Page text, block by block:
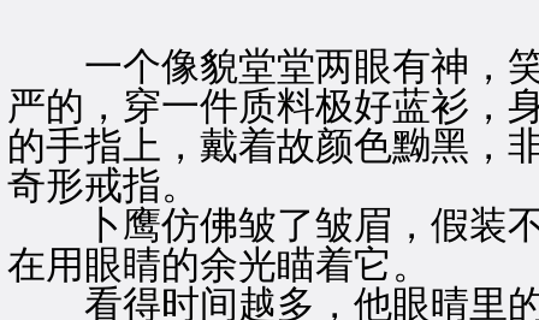
一个像貌堂堂两眼有神，笑
严的，穿一件质料极好蓝衫，
的手指上，戴着故颜色黝黑，
奇形戒指。
卜鹰仿佛皱了皱眉，假装不
在用眼睛的余光瞄着它。
看得时间越多，他眼晴里的